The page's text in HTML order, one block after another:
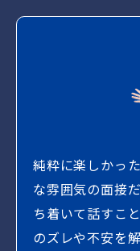
純粋に楽しかっ
な雰囲気の面接
ち着いて話すこ
のズレや不安を